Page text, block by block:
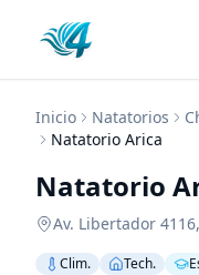
Inicio Natatorios
Natatorio Arica
Natatorio
Av. Libertador 4116,
Clim. Tech.